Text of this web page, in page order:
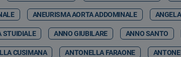
ANEURISMA AORTA ADDOMINALE
STUIDIALE ANNO GIUBILARE ANNO SANTO
CUSIMANA ANTONELLA FARAONE